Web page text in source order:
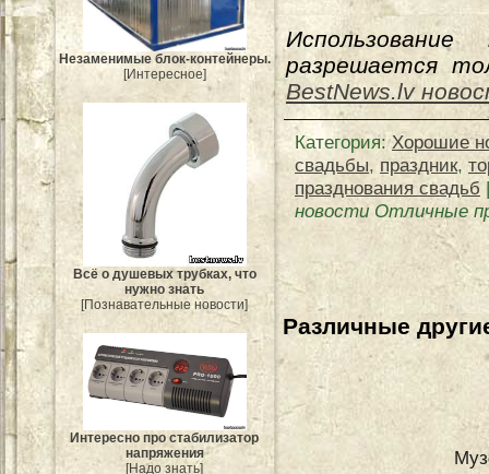
Незаменимые блок-контейнеры.
[Интересное]
Всё о душевых трубках, что
нужно знать
[Познавательные новости]
Интересно про стабилизатор
напряжения
[Надо знать]
разрешается
BestNews.lv
Категория:Хорошие
свадьбы, праздник,
празднования свадьб
новости Отличные
Различные